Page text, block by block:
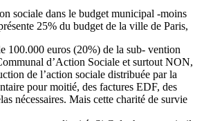
sociale dans le budget municipal -moins
25% du budget de la ville de Paris,
100.000 euros (20%) de la sub- vention
d’Action Sociale et surtout NON,
de l’action sociale distribuée par la
pour moitié, des factures EDF, des
nécessaires. Mais cette charité de survie